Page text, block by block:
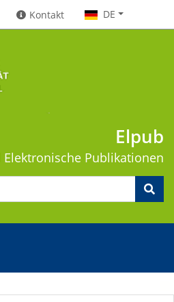
Kontakt DE
Elpub
Elektronische Publikationen